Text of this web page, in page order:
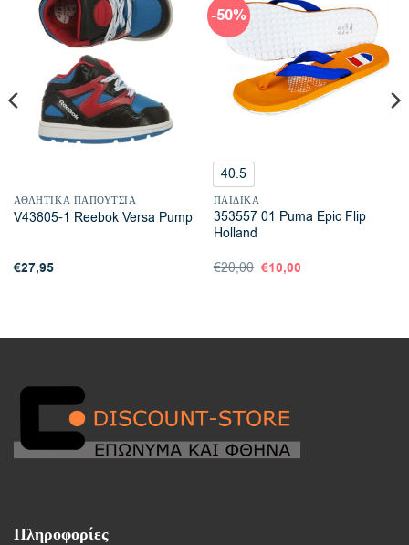
ΑΘΛΗΤΙΚΆ ΠΑΠΟΎΤΣΙΑ
V43805-1 Reebok Versa Pump
€27,95
-50%
40.5
ΠΑΙΔΙΚΆ
353557 01 Puma Epic Flip
Holland
€20,00 Original
price
€10,00
Πληροφορίες